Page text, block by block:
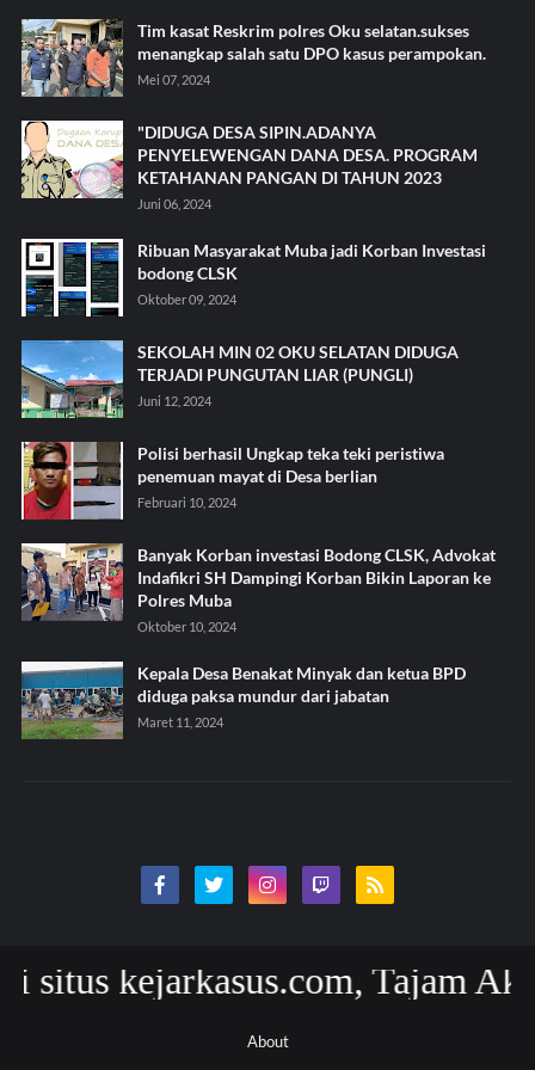
Tim kasat Reskrim polres Oku selatan.sukses
menangkap salah satu DPO kasus perampokan.
Mei 07, 2024
"DIDUGA DESA SIPIN.ADANYA
PENYELEWENGAN DANA DESA. PROGRAM
KETAHANAN PANGAN DI TAHUN 2023
Juni 06, 2024
Ribuan Masyarakat Muba jadi Korban Investasi
bodong CLSK
Oktober 09, 2024
SEKOLAH MIN 02 OKU SELATAN DIDUGA
TERJADI PUNGUTAN LIAR (PUNGLI)
Juni 12, 2024
Polisi berhasil Ungkap teka teki peristiwa
penemuan mayat di Desa berlian
Februari 10, 2024
Banyak Korban investasi Bodong CLSK, Advokat
Indafikri SH Dampingi Korban Bikin Laporan ke
Polres Muba
Oktober 10, 2024
Kepala Desa Benakat Minyak dan ketua BPD
diduga paksa mundur dari jabatan
Maret 11, 2024
Tajam Akurat
About